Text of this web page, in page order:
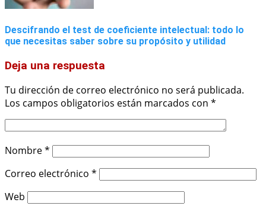
Descifrando el test de coeficiente intelectual: todo lo
que necesitas saber sobre su propósito y utilidad
Deja una respuesta
Tu dirección de correo electrónico no será publicada.
Los campos obligatorios están marcados con *
Nombre*
Correo electrónico *
Web